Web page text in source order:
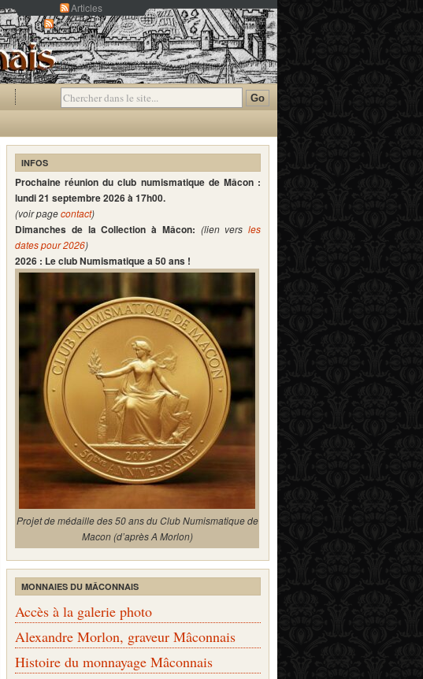
Articles
Commentaires
INFOS
Prochaine réunion du club numismatique de Mâcon :
lundi 21 septembre 2026 à 17h00.
(voir pagecontact)
Dimanches de la Collection à Mâcon: (lien vers les
dates pour 2026)
2026 : Le club Numismatique a 50 ans !
Projet de médaille des 50 ans du Club Numismatique de
Macon (d’après A Morlon)
MONNAIES DU MÂCONNAIS
Accès à la galerie photo
Alexandre Morlon, graveur Mâconnais
Histoire du monnayage Mâconnais